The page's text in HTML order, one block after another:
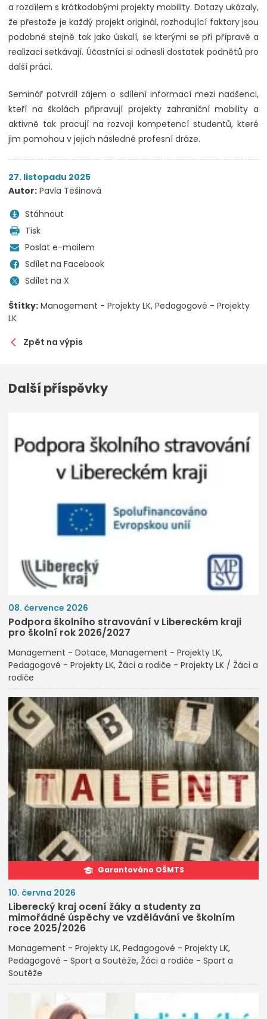
a rozdílem s krátkodobými projekty mobility. Dotazy ukázaly,
že přestože je každý projekt originál, rozhodující faktory jsou
podobné stejně tak jako úskalí, se kterými se při přípravě a
realizaci setkávají. Účastníci si odnesli dostatek podnětů pro
další práci.
Seminář potvrdil zájem o sdílení informací mezi nadšenci,
kteří na školách připravují projekty zahraniční mobility a
aktivně tak pracují na rozvoji kompetencí studentů, které
jim pomohou v jejich následné profesní dráze.
27. listopadu 2025
Autor: Pavla Těšinová
Stáhnout
Tisk
Poslat e-mailem
Sdílet na Facebook
Sdílet na X
Štítky: Management - Projekty LK Pedagogové - Projekty
LK
Zpět na výpis
Další příspěvky
08. července 2026
Podpora školního stravování v Libereckém kraji
pro školní rok 2026/2027
Management - Dotace Management - Projekty LK
Pedagogové - Projekty LK Žáci a rodiče - Projekty LK / Žáci a
rodiče
Garantováno OŠMTS
10. června 2026
Liberecký kraj ocení žáky a studenty za
mimořádné úspěchy ve vzdělávání ve školním
roce 2025/2026
Management - Projekty LK Pedagogové - Projekty LK
Pedagogové - Sport a Soutěže Žáci a rodiče - Sport a
Soutěže